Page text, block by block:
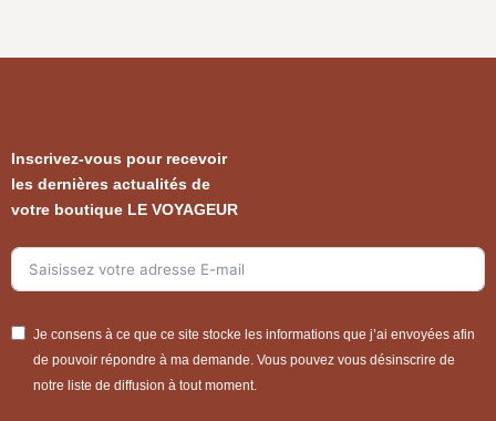
Inscrivez-vous pour recevoir
les dernières actualités de
votre boutique LE VOYAGEUR
Je consens à ce que ce site stocke les informations que j’ai envoyées afin
de pouvoir répondre à ma demande. Vous pouvez vous désinscrire de
notre liste de diffusion à tout moment.